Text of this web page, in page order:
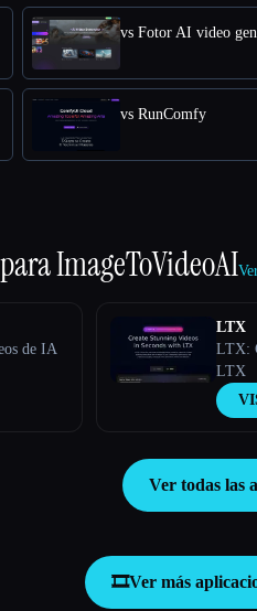
vs Fotor AI video
vs RunComfy
ImageToVideoAI
de IA
LTX
LTX:
LTX
Ver todas las
🎞️Ver más